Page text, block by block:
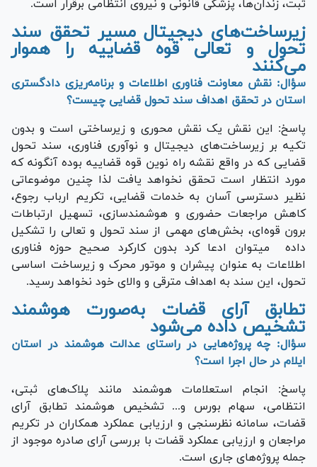
ثبت، زندان‌ها، پزشکی قانونی و نیروی انتظامی برقرار است.
زیرساخت‌های دیجیتال مسیر تحقق سند
تحول و تعالی قوه قضاییه را هموار
می‌کنند
سؤال: نقش معاونت فناوری اطلاعات و برنامه‌ریزی دادگستری
استان در تحقق اهداف سند تحول قضایی چیست؟
پاسخ: این نقش یک نقش محوری و زیرساختی است و بدون
تکیه بر زیرساخت‌های دیجیتال و نوآوری فناوری، سند تحول
قضایی که در واقع نقشه راه نوین قوه قضاییه بوده آنگونه که
مورد انتظار است تحقق نخواهد یافت لذا چنین موضوعاتی
نظیر دسترسی آسان به خدمات قضایی، تکریم ارباب رجوع،
کاهش مراجعات حضوری و هوشمندسازی، تسهیل ارتباطات
برون قوه‌ای، بخش‌های مهمی از سند تحول و تعالی را تشکیل
داده میتوان ادعا کرد بدون کارکرد صحیح حوزه فناوری
اطلاعات به عنوان پیشران و موتور محرک و زیرساخت اساسی
تحول، این سند به اهداف مترقی و والای خود نخواهد رسید.
تطابق آرای قضات به‌صورت هوشمند
تشخیص داده می‌شود
سؤال: چه پروژه‌هایی در راستای عدالت هوشمند در استان
ایلام در حال اجرا است؟
پاسخ: انجام استعلامات هوشمند مانند پلاک‌های ثبتی،
انتظامی، سهام بورس و... تشخیص هوشمند تطابق آرای
قضات، سامانه نظرسنجی و ارزیابی عملکرد همکاران در تکریم
مراجعان و ارزیابی عملکرد قضات با بررسی آرای صادره موجود از
جمله پروژه‌های جاری است.